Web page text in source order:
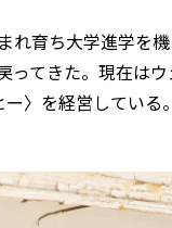
れ育ち大学進学を
ってきた。現在は
〉を経営している。